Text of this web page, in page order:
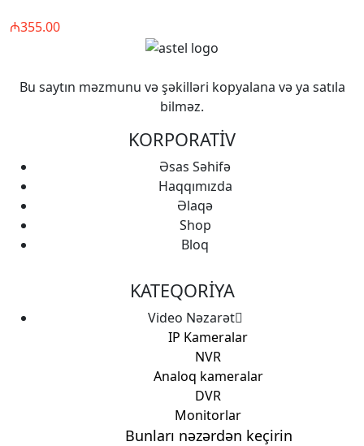
₼355.00
Bu saytın məzmunu və şəkilləri kopyalana və ya satıla
bilməz.
KORPORATİV
Əsas Səhifə
Haqqımızda
Əlaqə
Shop
Bloq
KATEQORİYA
Video Nəzarət
IP Kameralar
NVR
Analoq kameralar
DVR
Monitorlar
Bunları nəzərdən keçirin